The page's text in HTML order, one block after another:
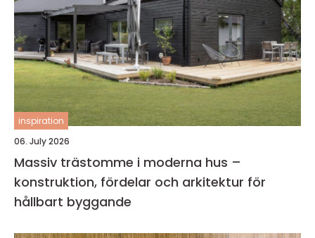
inspiration
06. July 2026
Massiv trästomme i moderna hus –
konstruktion, fördelar och arkitektur för
hållbart byggande